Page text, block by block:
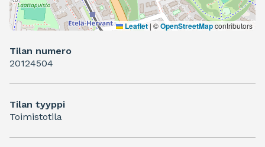
Leaflet | ©OpenStreetMapcontributors
Tilan numero
20124504
Tilan tyyppi
Toimistotila